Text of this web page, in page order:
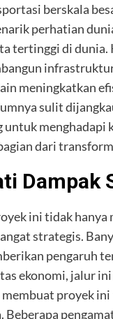
berskala
perhatian
tertinggi di
meningkatkan
sulit
menghadapi
dari
Dampak
ini tidak
strategis.
pengaruh
ekonomi, jalur
proyek